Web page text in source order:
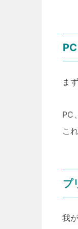
ま
PC
こ
プ
我